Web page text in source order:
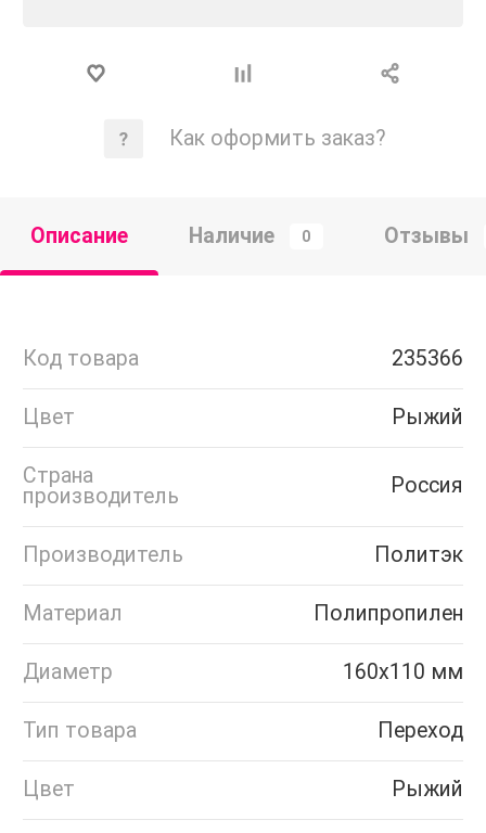
Как оформить заказ?
Описание Наличие 0 Отзывы
Код товара 235366
Цвет Рыжий
Страна
производитель
Россия
Производитель Политэк
Материал Полипропилен
Диаметр 160х110 мм
Тип товара Переход
Цвет Рыжий